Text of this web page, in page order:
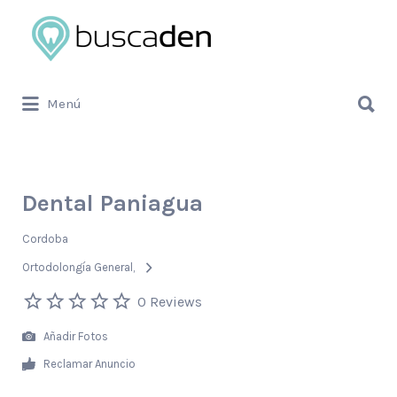
Buscar
por:
Menú
por:
Dental Paniagua
Cordoba
Ortodolongía General
0 Reviews
Añadir Fotos
Reclamar Anuncio